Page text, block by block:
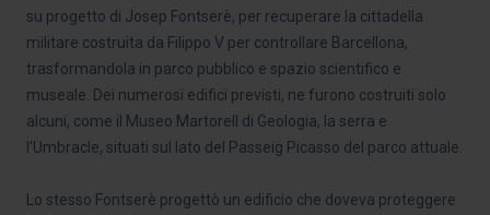
su progetto di Josep Fontserè, per recuperare la cittadella
militare costruita da Filippo V per controllare Barcellona,
trasformandola in parco pubblico e spazio scientifico e
museale. Dei numerosi edifici previsti, ne furono costruiti solo
alcuni, come il Museo Martorell di Geologia, la serra e
l’Umbracle, situati sul lato del Passeig Picasso del parco attuale.
Lo stesso Fontserè progettò un edificio che doveva proteggere